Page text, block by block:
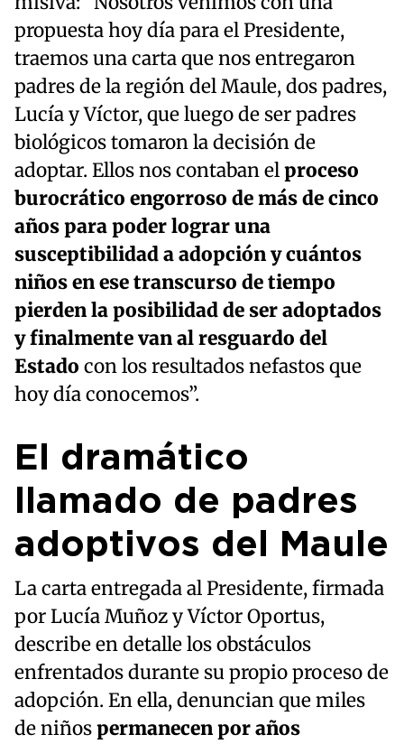
propuesta hoy día para el Presidente,
traemos una carta que nos entregaron
padres de la región del Maule, dos padres,
Lucía y Víctor, que luego de ser padres
biológicos tomaron la decisión de
adoptar. Ellos nos contaban elproceso
burocrático engorroso de más de cinco
años para poder lograr una
susceptibilidad a adopción y cuántos
niños en ese transcurso de tiempo
pierden la posibilidad de ser adoptados
y finalmente van al resguardo del
Estado con los resultados nefastos que
hoy día conocemos”.
El dramático
llamado de padres
adoptivos del Maule
La carta entregada al Presidente, firmada
por Lucía Muñoz y Víctor Oportus,
describe en detalle los obstáculos
enfrentados durante su propio proceso de
adopción. En ella, denuncian que miles
de niñospermanecen por años